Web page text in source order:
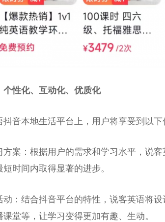
个性化、互动化、优质化
抖音本地生活平台 上，用户将享受到以下
方案：根据用户的需求和学习 水平 ，说
时间内取得显著的进步。
动：结合抖音平台的特性 ，说客英语将
课堂等，让学习 变得更加有趣、生动。